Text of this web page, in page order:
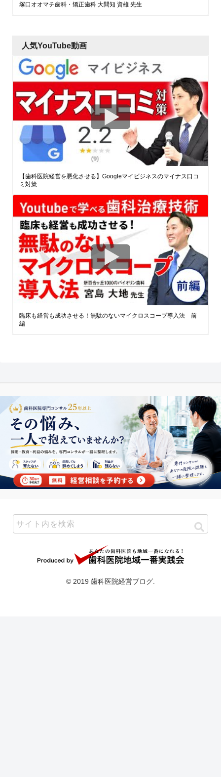
塚口オオマチ歯科・矯正歯科 大間知 資雄 先生
人気YouTube動画
【歯科医院経営を悪化させる】Googleマイビジネスのマイナス口コ
ミ対策
臨床も経営も成功させる！無駄のないマイクロスコープ導入法 前
編
© 2019 歯科医院経営ブログ.